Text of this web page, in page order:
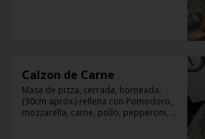
Calzon de Carne
Masa de pizza, cerrada, horneada,
(30cm apróx.) rellena con Pomodoro,
mozzarella, carne, pollo, pepperoni,